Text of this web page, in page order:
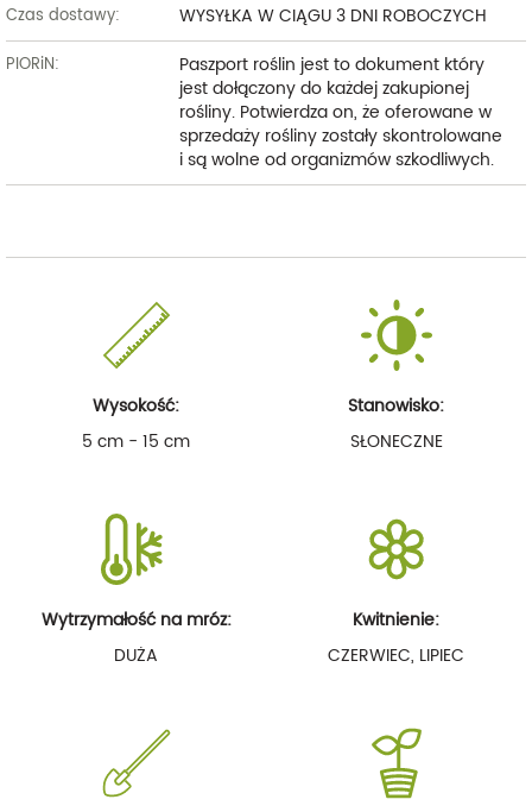
Czas dostawy: WYSYŁKA W CIĄGU 3 DNI ROBOCZYCH
PIORiN:
Paszport roślin jest to dokument który
jest dołączony do każdej zakupionej
rośliny. Potwierdza on, że oferowane w
sprzedaży rośliny zostały skontrolowane
i są wolne od organizmów szkodliwych.
Wysokość:
5 cm - 15 cm
Stanowisko:
SŁONECZNE
Wytrzymałość na mróz:
DUŻA
Kwitnienie:
CZERWIEC, LIPIEC